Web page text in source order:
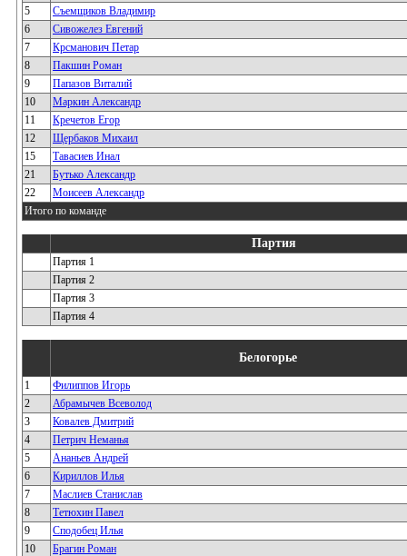
5
Съемщиков Владимир
6
Сивожелез Евгений
7
Крсманович Петар
8
Пакшин Роман
9
Папазов Виталий
10
Маркин Александр
11
Кречетов Егор
12
Щербаков Михаил
15
Тавасиев Инал
21
Бутько Александр
22
Моисеев Александр
Итого по команде
Партия
Партия 1
Партия 2
Партия 3
Партия 4
Белогорье
1
Филиппов Игорь
2
Абрамычев Всеволод
3
Ковалев Дмитрий
4
Петрич Неманья
5
Ананьев Андрей
6
Кириллов Илья
7
Маслиев Станислав
8
Тетюхин Павел
9
Сподобец Илья
10
Брагин Роман